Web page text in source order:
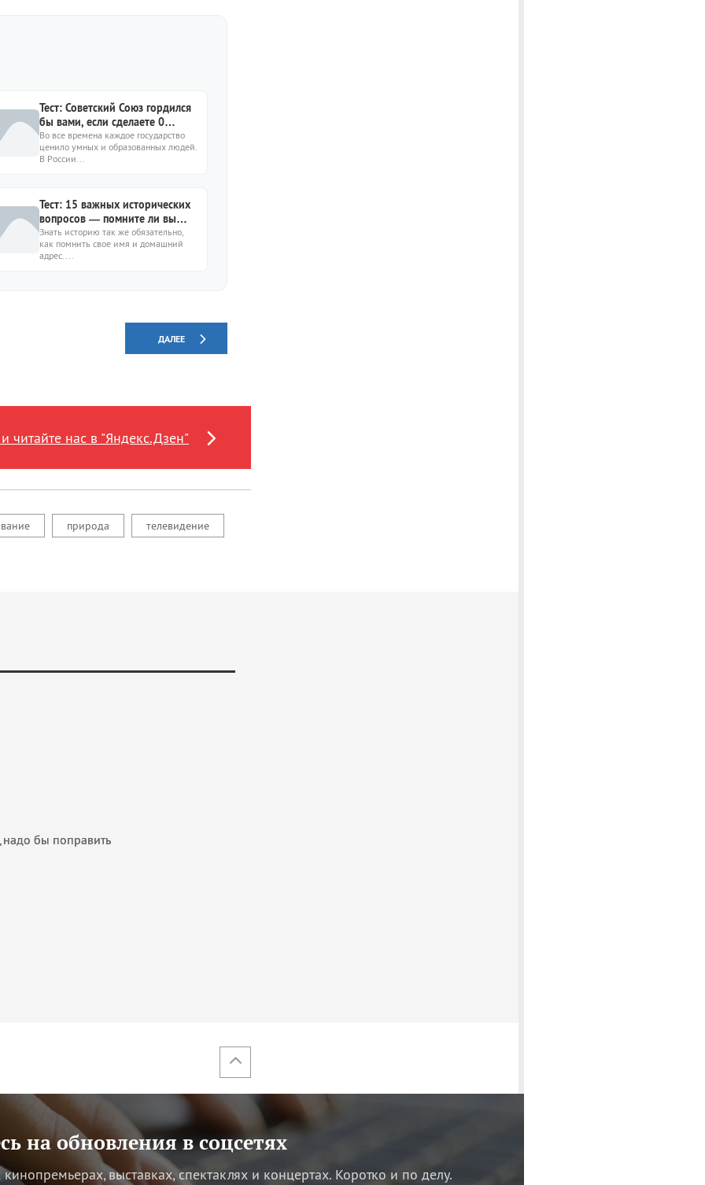
Тест: Советский Союз гордился
бы вами, если сделаете 0
ошибок
Во все времена каждое государство
ценило умных и образованных людей.
В России...
Тест: 15 важных исторических
вопросов — помните ли вы
детали прошлого?
Знать историю так же обязательно,
как помнить свое имя и домашний
адрес....
ДАЛЕЕ
читайте нас в "Яндекс.Дзен"
природа телевидение
бы поправить
на обновления в соцсетях
выставках, спектаклях и концертах. Коротко и по делу.